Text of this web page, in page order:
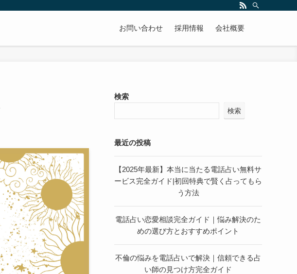
お問い合わせ 採用情報 会社概要
検索
検索
最近の投稿
【2025年最新】本当に当たる電話占い無料サ
ービス完全ガイド|初回特典で賢く占ってもら
う方法
電話占い恋愛相談完全ガイド｜悩み解決のた
めの選び方とおすすめポイント
不倫の悩みを電話占いで解決｜信頼できる占
い師の見つけ方完全ガイド